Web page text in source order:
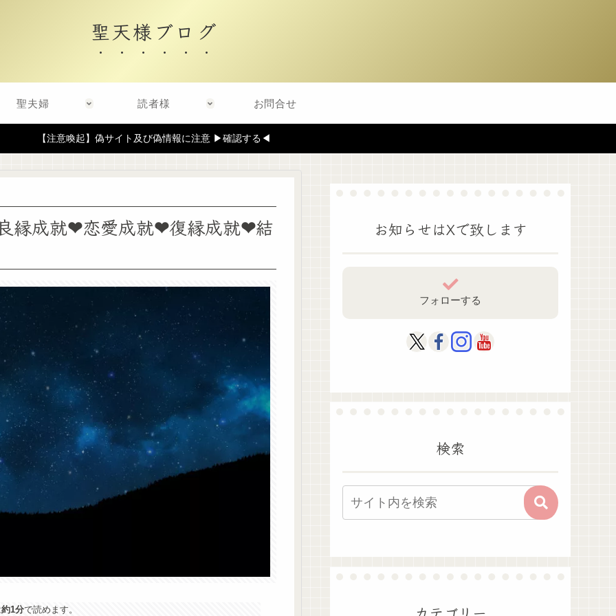
聖天様ブログ
聖夫婦 読者様 お問合せ
【注意喚起】偽サイト及び偽情報に注意 ▶確認する◀
縁成就❤恋愛成就❤復縁成就❤結
約1分で読めます。
お知らせはXで致します
フォローする
検索